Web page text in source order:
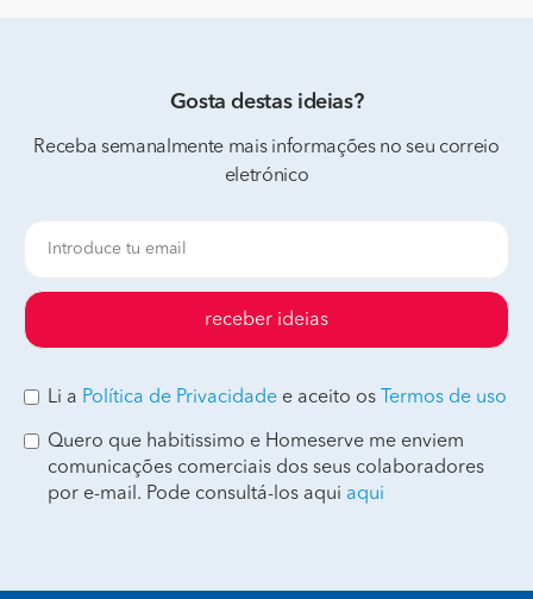
Gosta destas ideias?
Receba semanalmente mais informações no seu correio
eletrónico
receber ideias
Li a Política de Privacidade e aceito os Termos de uso
Quero que habitissimo e Homeserve me enviem
comunicações comerciais dos seus colaboradores
por e-mail. Pode consultá-los aqui aqui